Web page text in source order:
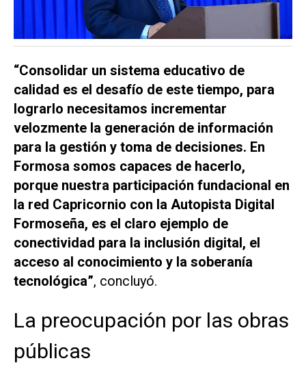
“Consolidar un sistema educativo de
calidad es el desafío de este tiempo, para
lograrlo necesitamos incrementar
velozmente la generación de información
para la gestión y toma de decisiones. En
Formosa somos capaces de hacerlo,
porque nuestra participación fundacional en
la red Capricornio con la Autopista Digital
Formoseña, es el claro ejemplo de
conectividad para la inclusión digital, el
acceso al conocimiento y la soberanía
tecnológica”, concluyó.
La preocupación por las obras
públicas